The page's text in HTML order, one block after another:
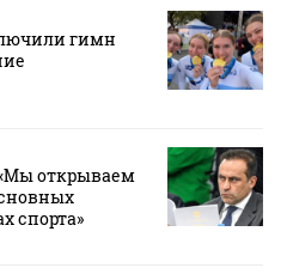
гимн
открываем
спорта»